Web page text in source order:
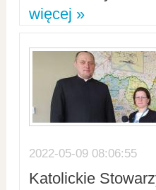
więcej »
2022-05-09 08:06:55
Katolickie